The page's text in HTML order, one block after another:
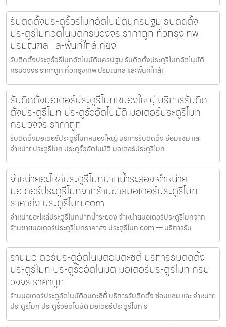
รับติดตั้งประตูรั้วรีโมทอัตโนมัตินครปฐม รับติดตั้ง
ประตูรีโมทอัตโนมัติครบวงจร ราคาถูก ทั่วกรุงเทพ
ปริมณฑล และพื้นที่ใกล้เคียง
รับติดตั้งประตูรั้วรีโมทอัตโนมัตินครปฐม รับติดตั้งประตูรีโมทอัตโนมัติ
ครบวงจร ราคาถูก ทั่วกรุงเทพ ปริมณฑล และพื้นที่ใกล้เ
รับติดตั้งมอเตอร์ประตูรีโมทหนองใหญ่ บริการรับติด
ตั้งประตูรีโมท ประตูรั้วอัตโนมัติ มอเตอร์ประตูรีโมท
ครบวงจร ราคาถูก
รับติดตั้งมอเตอร์ประตูรีโมทหนองใหญ่ บริการรับติดตั้ง ซ่อมแซม และ
จำหน่ายประตูรีโมท ประตูรั้วอัตโนมัติ มอเตอร์ประตูรีโมท
จำหน่ายอะไหล่ประตูรีโมทปากน้ำระยอง จำหน่าย
มอเตอร์ประตูรีโมทจากร้านขายมอเตอร์ประตูรีโมท
ราคาส่ง ประตูรีโมท.com
จำหน่ายอะไหล่ประตูรีโมทปากน้ำระยอง จำหน่ายมอเตอร์ประตูรีโมทจาก
ร้านขายมอเตอร์ประตูรีโมทราคาส่ง ประตูรีโมท.com — บริการรับ
ร้านมอเตอร์ประตูอัตโนมัติอมตะซิตี้ บริการรับติดตั้ง
ประตูรีโมท ประตูรั้วอัตโนมัติ มอเตอร์ประตูรีโมท ครบ
วงจร ราคาถูก
ร้านมอเตอร์ประตูอัตโนมัติอมตะซิตี้ บริการรับติดตั้ง ซ่อมแซม และ จำหน่าย
ประตูรีโมท ประตูรั้วอัตโนมัติ มอเตอร์ประตูรีโมท ร